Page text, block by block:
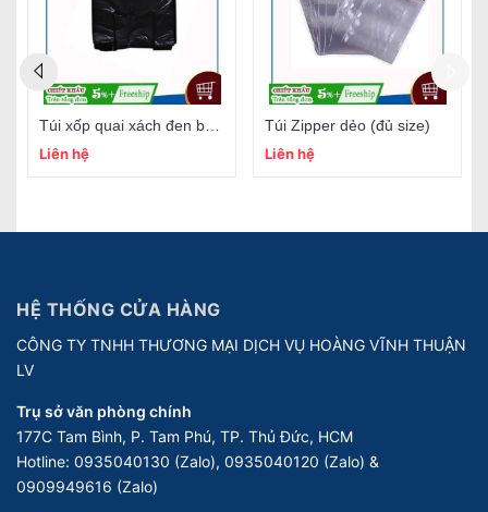
Liên hệ
Túi Zipper dẻo (đủ size)
Liên hệ
HỆ THỐNG CỬA HÀNG
CÔNG TY TNHH THƯƠNG MẠI DỊCH VỤ HOÀNG VĨNH THUẬN
LV
Trụ sở văn phòng chính
177C Tam Bình, P. Tam Phú, TP. Thủ Đức, HCM
Hotline: 0935040130 (Zalo), 0935040120 (Zalo) &
0909949616 (Zalo)